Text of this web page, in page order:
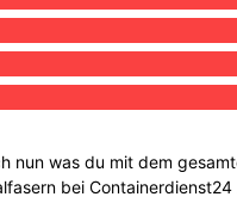
nun was du mit dem
bei Containerdienst24